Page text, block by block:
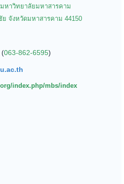
หาวิทยาลัยมหาสารคาม
ย จังหวัดมหาสารคาม 44150
(063-862-6595)
index.php/mbs/index